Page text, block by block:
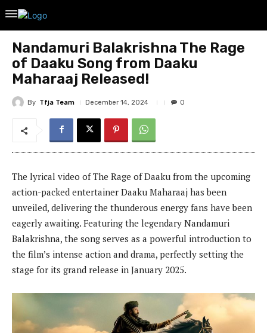
Nandamuri Balakrishna The Rage
of Daaku Song from Daaku
Maharaaj Released!
By Tfja Team December 14, 2024 0
The lyrical video of The Rage of Daaku from the upcoming
action-packed entertainer Daaku Maharaaj has been
unveiled, delivering the thunderous energy fans have been
eagerly awaiting. Featuring the legendary Nandamuri
Balakrishna, the song serves as a powerful introduction to
the film’s intense action and drama, perfectly setting the
stage for its grand release in January 2025.